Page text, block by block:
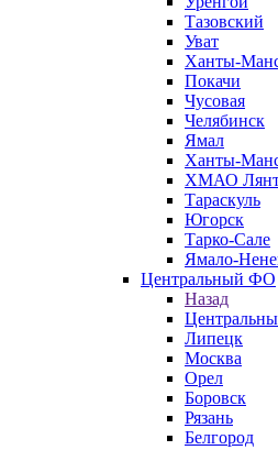
Тазовский
Уват
Ханты-
Покачи
Чусовая
Челябинск
Ямал
Ханты-
ХМАО
Тараскуль
Югорск
Тарко-Сале
Ямало-
Центральный ФО
Назад
Липецк
Москва
Орел
Боровск
Рязань
Белгород